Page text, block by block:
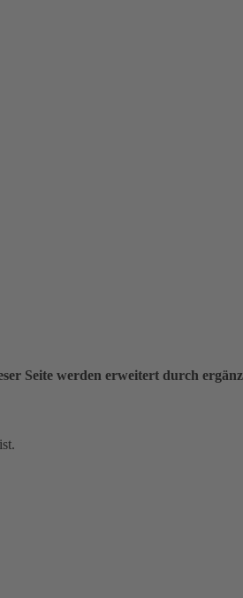
Seite werden erweitert durch